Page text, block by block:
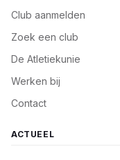
Club aanmelden
Zoek een club
De Atletiekunie
Werken bij
Contact
ACTUEEL